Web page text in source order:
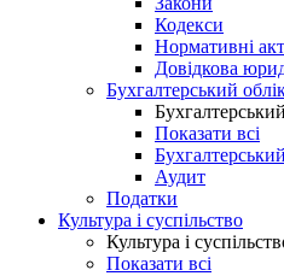
Кодекси
Нормативні
Довідкова
Бухгалтерський
Показати всі
Аудит
Податки
Культура і суспільство
Культура і
Показати всі